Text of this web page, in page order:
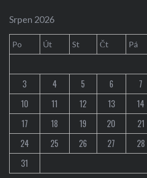
Srpen 2026
Po Út St Čt Pá
3
4 5 6 7
10
11 12 13 14
17
18 19 20 21
24
25 26 27 28
31